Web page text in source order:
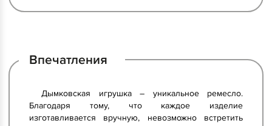
Впечатления
Дымковская игрушка – уникальное ремесло.
Благодаря тому, что каждое изделие
изготавливается вручную, невозможно встретить